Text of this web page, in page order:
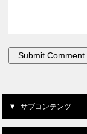
サブコンテンツ